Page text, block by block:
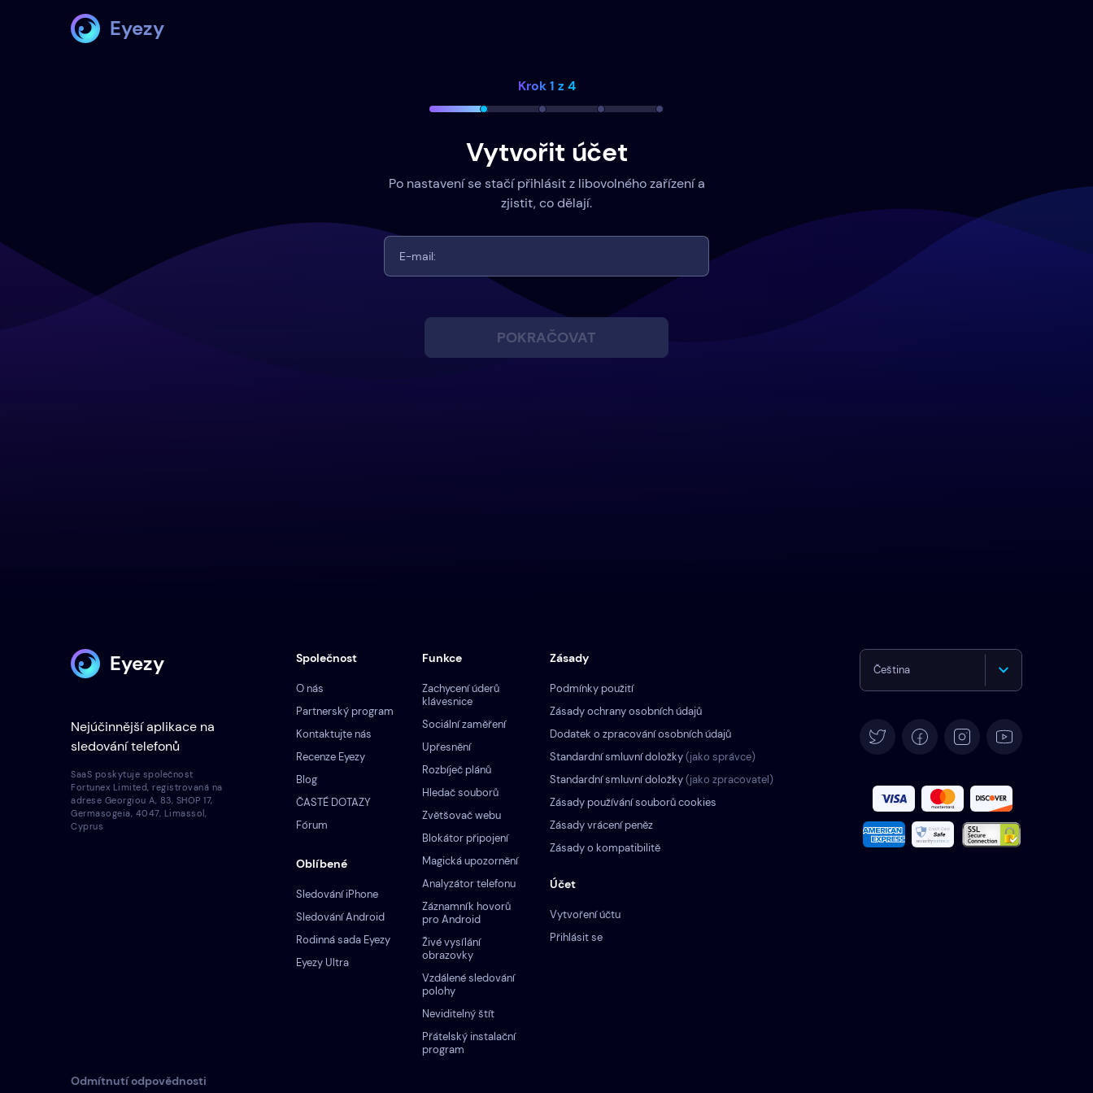
Eyezy
Krok 1 z 4
Vytvořit účet
Po nastavení se stačí přihlásit z libovolného zařízení a
zjistit, co dělají.
POKRAČOVAT
Eyezy
Nejúčinnější aplikace na
sledování telefonů
Společnost
O nás
Partnerský program
Kontaktujte nás
Recenze Eyezy
Blog
ČASTÉ DOTAZY
Fórum
Oblíbené
Sledování iPhone
Sledování Android
Rodinná sada Eyezy
Eyezy Ultra
Účet
Vytvoření účtu
Přihlásit se
Zásady
Podmínky použití
Zásady ochrany osobních údajů
Dodatek o zpracování osobních údajů
Standardní smluvní doložky(jako správce)
Standardní smluvní doložky(jako zpracovatel)
Zásady používání souborů cookies
Zásady vrácení peněz
Zásady o kompatibilitě
Funkce
Zachycení úderů
klávesnice
Sociální zaměření
Upřesnění
Rozbíječ plánů
Hledač souborů
Zvětšovač webu
Blokátor připojení
Magická upozornění
Analyzátor telefonu
Záznamník hovorů
pro Android
Živé vysílání
obrazovky
Vzdálené sledování
polohy
Neviditelný štít
Přátelský instalační
program
Čeština
Español
Français
SaaS poskytuje společnost
Fortunex Limited, registrovaná na
adrese Georgiou A, 83, SHOP 17,
Germasogeia, 4047, Limassol,
Cyprus
Odmítnutí odpovědnosti